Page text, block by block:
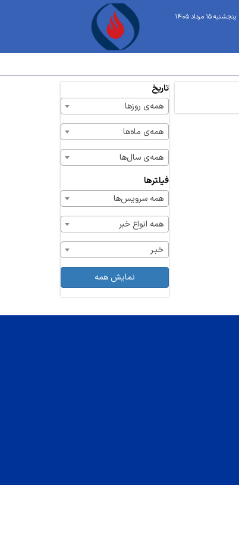
پنجشنبه ۱۵ مرداد ۱۴۰۵
تاریخ
همه‌ی روزها
همه‌ی ماه‌ها
همه‌ی سال‌ها
فیلترها
همه سرویس‌ها
همه انواع خبر
خبـر
نمایش همه